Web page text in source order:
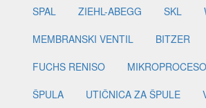
SPAL
ZIEHL-ABEGG SKL
MEMBRANSKI VENTIL
BITZER
FUCHS RENISO
ŠPULA
UTIČNICA ZA ŠPULE